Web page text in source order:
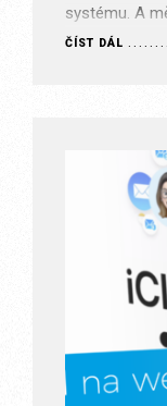
systému. A
že…
ČÍST DÁL